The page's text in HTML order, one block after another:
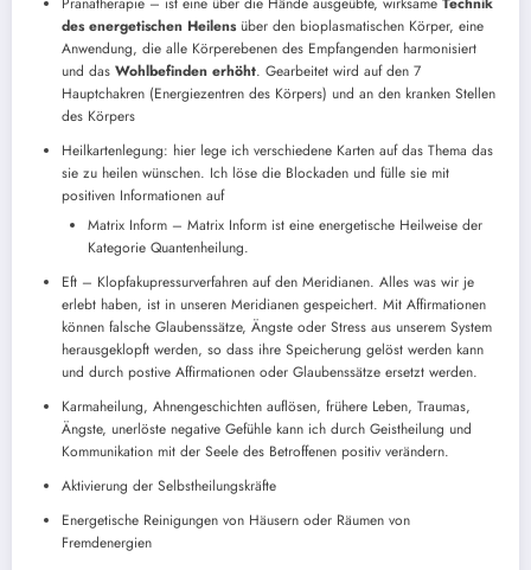
des energetischen Heilensüber den bioplasmatischen Körper, eine
Anwendung, die alle Körperebenen des Empfangenden harmonisiert
und das Wohlbefinden erhöht. Gearbeitet wird auf den 7
Hauptchakren (Energiezentren des Körpers) und an den kranken Stellen
des Körpers
Heilkartenlegung: hier lege ich verschiedene Karten auf das Thema das
sie zu heilen wünschen. Ich löse die Blockaden und fülle sie mit
positiven Informationen auf
Matrix Inform – Matrix Inform ist eine energetische Heilweise der
Kategorie Quantenheilung.
Eft – Klopfakupressurverfahren auf den Meridianen. Alles was wir je
erlebt haben, ist in unseren Meridianen gespeichert. Mit Affirmationen
können falsche Glaubenssätze, Ängste oder Stress aus unserem System
herausgeklopft werden, so dass ihre Speicherung gelöst werden kann
und durch postive Affirmationen oder Glaubenssätze ersetzt werden.
Karmaheilung, Ahnengeschichten auflösen, frühere Leben, Traumas,
Ängste, unerlöste negative Gefühle kann ich durch Geistheilung und
Kommunikation mit der Seele des Betroffenen positiv verändern.
Aktivierung der Selbstheilungskräfte
Energetische Reinigungen von Häusern oder Räumen von
Fremdenergien